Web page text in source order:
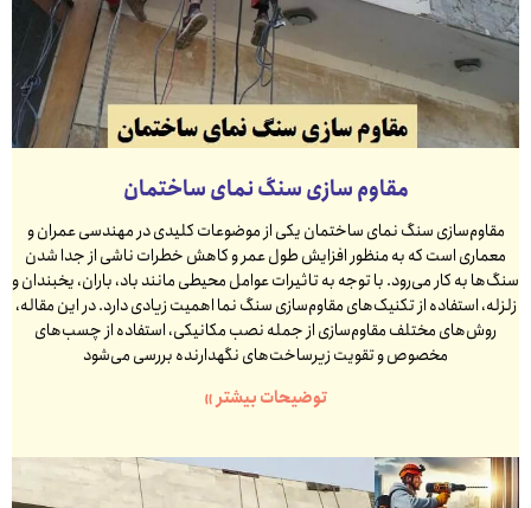
مقاوم سازی سنگ نمای ساختمان
مقاوم‌سازی سنگ نمای ساختمان یکی از موضوعات کلیدی در مهندسی عمران و
معماری است که به منظور افزایش طول عمر و کاهش خطرات ناشی از جدا شدن
سنگ‌ها به کار می‌رود. با توجه به تاثیرات عوامل محیطی مانند باد، باران، یخبندان و
زلزله، استفاده از تکنیک‌های مقاوم‌سازی سنگ نما اهمیت زیادی دارد. در این مقاله،
روش‌های مختلف مقاوم‌سازی از جمله نصب مکانیکی، استفاده از چسب‌های
مخصوص و تقویت زیرساخت‌های نگهدارنده بررسی می‌شود
توضیحات بیشتر »